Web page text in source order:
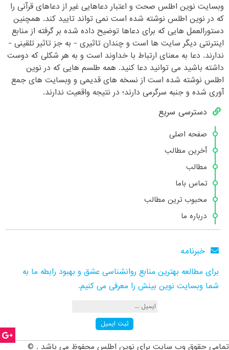
وبسایت نوین اطلس صحت و اعتبار دعاهایی غیر از دعاهای قرآنی را
که در نوین اطلس نوشته شده است نمی تواند تایید کند. همچنین
دستورالعمل هایی که برای دعاها توضیح داده شده بر گرفته از منابع
اینترنتی دیگر سایت ها است و چندان تاثیری - به جز تاثیر تلقینی -
ندارند. دعا به معنای ارتباط با خداوند است و به هر شکلی که دوست
داشته باشید می توانید دعا کنید. همه طلسم هایی که در نوین
اطلس نوشته شده است از نسخه های قدیمی و وبسایت های جمع
آوری شده و جنبه سرگرمی دارند؛ در نتیجه واقعیت ندارند.
دسترسی سریع
صفحه اصلی
آخرین مطالب
مطالب
تماس باما
محبوب ترین مطالب
درباره ما
خبرنامه
برای مطالعه بهترین منابع روانشناسی عشق و بهبود رابطه ما به
شما وبسایت نوین بینش را معرفی می کنیم.
تمامی حقوق وب سایت برای نوین اطلس محفوظ می باشد . ©